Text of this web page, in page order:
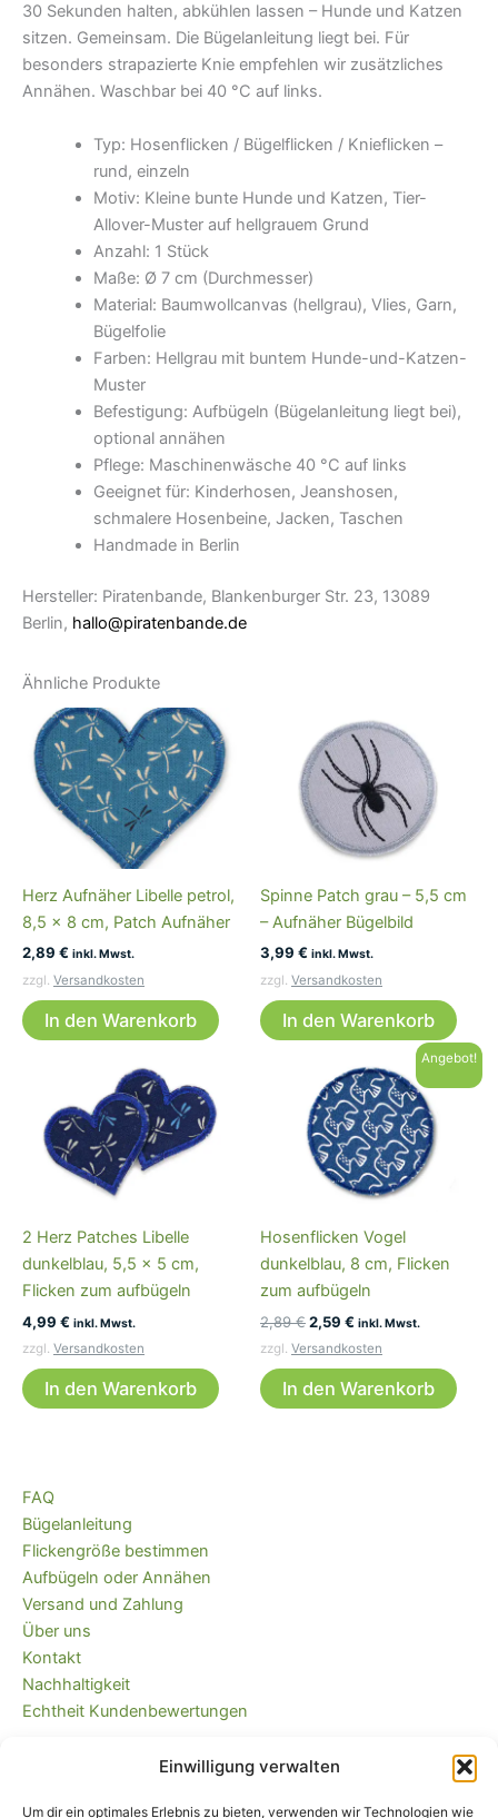
Einwilligung verwalten
Um dir ein optimales Erlebnis zu bieten, verwenden wir Technologien wie
30 Sekunden halten, abkühlen lassen – Hunde und Katzen
sitzen. Gemeinsam. Die Bügelanleitung liegt bei. Für
besonders strapazierte Knie empfehlen wir zusätzliches
Annähen. Waschbar bei 40 °C auf links.
Typ: Hosenflicken / Bügelflicken / Knieflicken –
rund, einzeln
Motiv: Kleine bunte Hunde und Katzen, Tier-
Allover-Muster auf hellgrauem Grund
Anzahl: 1 Stück
Maße: Ø 7 cm (Durchmesser)
Material: Baumwollcanvas (hellgrau), Vlies, Garn,
Bügelfolie
Farben: Hellgrau mit buntem Hunde-und-Katzen-
Muster
Befestigung: Aufbügeln (Bügelanleitung liegt bei),
optional annähen
Pflege: Maschinenwäsche 40 °C auf links
Geeignet für: Kinderhosen, Jeanshosen,
schmalere Hosenbeine, Jacken, Taschen
Handmade in Berlin
Hersteller: Piratenbande, Blankenburger Str. 23, 13089
Berlin, hallo@piratenbande.de
Ähnliche Produkte
Herz Aufnäher Libelle petrol,
8,5 x 8 cm, Patch Aufnäher
2,89 € inkl. Mwst.
zzgl. Versandkosten
In den Warenkorb
Spinne Patch grau – 5,5 cm
– Aufnäher Bügelbild
3,99 € inkl. Mwst.
zzgl. Versandkosten
In den Warenkorb
2 Herz Patches Libelle
dunkelblau, 5,5 x 5 cm,
Flicken zum aufbügeln
4,99 € inkl. Mwst.
zzgl. Versandkosten
In den Warenkorb
Angebot!
Hosenflicken Vogel
dunkelblau, 8 cm, Flicken
zum aufbügeln
2,89€Ursprünglicher
Preis
war:
2,59 € Aktueller
ist:
inkl. Mwst.
zzgl. Versandkosten
In den Warenkorb
FAQ
Bügelanleitung
Flickengröße bestimmen
Aufbügeln oder Annähen
Versand und Zahlung
Über uns
Kontakt
Nachhaltigkeit
Echtheit Kundenbewertungen
Kaufvertrag widerrufen
Versandkostenfrei ab 35 EUR (DE) und